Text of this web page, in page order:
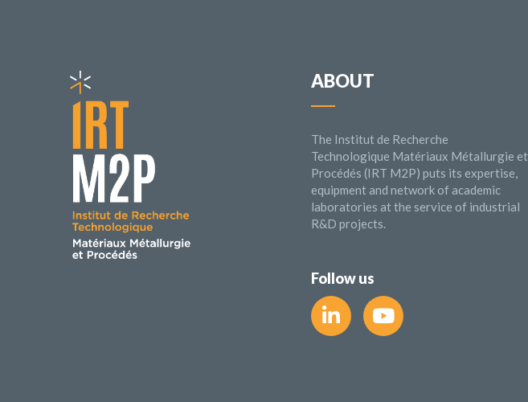
ABOUT
The Institut de Recherche
Technologique Matériaux Métallurgie et
Procédés (IRT M2P) puts its expertise,
equipment and network of academic
laboratories at the service of industrial
R&D projects.
Follow us